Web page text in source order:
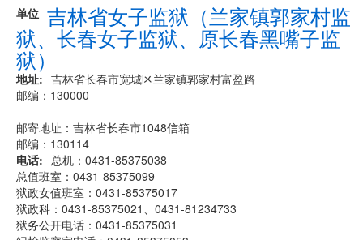
单位 吉林省女子监狱（兰家镇郭家村监
狱、长春女子监狱、原长春黑嘴子监
狱）
地址
吉林省长春市宽城区兰家镇郭家村富盈路
邮编：130000
邮寄地址：吉林省长春市1048信箱
邮编：130114
电话
总机：0431-85375038
总值班室：0431-85375099
狱政女值班室：0431-85375017
狱政科：0431-85375021、0431-81234733
狱务公开电话：0431-85375031